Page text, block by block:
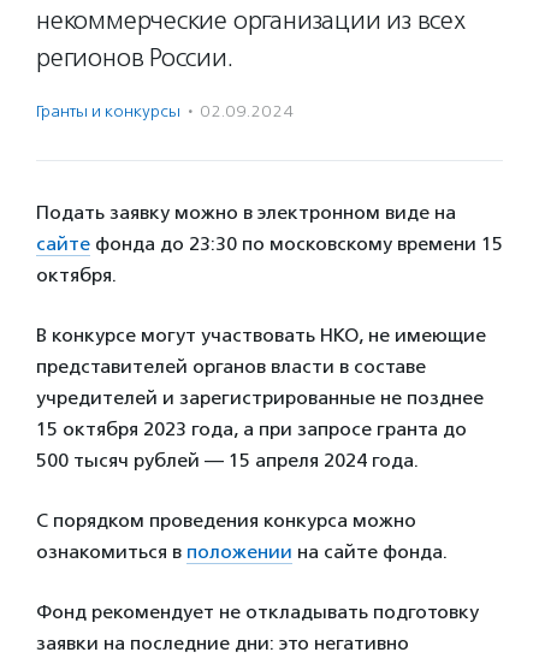
некоммерческие организации из всех
регионов России.
Гранты и конкурсы · 02.09.2024
Подать заявку можно в электронном виде на
сайте фонда до 23:30 по московскому времени 15
октября.
В конкурсе могут участвовать НКО, не имеющие
представителей органов власти в составе
учредителей и зарегистрированные не позднее
15 октября 2023 года, а при запросе гранта до
500 тысяч рублей — 15 апреля 2024 года.
С порядком проведения конкурса можно
ознакомиться в положении на сайте фонда.
Фонд рекомендует не откладывать подготовку
заявки на последние дни: это негативно